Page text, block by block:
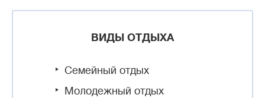
ВИДЫ ОТДЫХА
Семейный отдых
Молодежный отдых